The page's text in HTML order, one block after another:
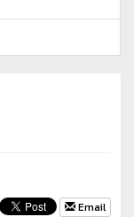
Email